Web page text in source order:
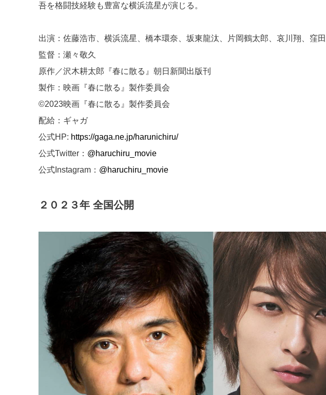
吾を格闘技経験も豊富な横浜流星が演じる。
出演：佐藤浩市、横浜流星、橋本環奈、坂東龍汰、片岡鶴太郎、哀川翔、窪
監督：瀬々敬久
原作／沢木耕太郎『春に散る』朝日新聞出版刊
製作：映画『春に散る』製作委員会
©2023映画『春に散る』製作委員会
配給：ギャガ
公式HP: https://gaga.ne.jp/harunichiru/
公式Twitter： @haruchiru_movie
公式Instagram： @haruchiru_movie
２０２３年 全国公開